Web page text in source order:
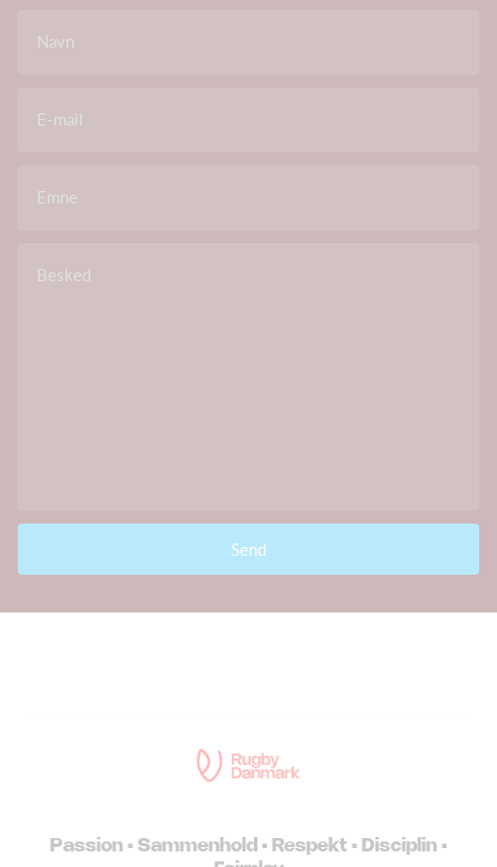
Navn
E-mail
Emne
Besked
Send
Passion • Sammenhold • Respekt • Disciplin •